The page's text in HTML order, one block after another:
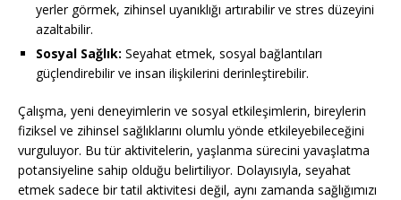
yerler görmek, zihinsel uyanıklığı artırabilir ve stres düzeyini
azaltabilir.
Sosyal Sağlık: Seyahat etmek, sosyal bağlantıları
güçlendirebilir ve insan ilişkilerini derinleştirebilir.
Çalışma, yeni deneyimlerin ve sosyal etkileşimlerin, bireylerin
fiziksel ve zihinsel sağlıklarını olumlu yönde etkileyebileceğini
vurguluyor. Bu tür aktivitelerin, yaşlanma sürecini yavaşlatma
potansiyeline sahip olduğu belirtiliyor. Dolayısıyla, seyahat
etmek sadece bir tatil aktivitesi değil, aynı zamanda sağlığımızı